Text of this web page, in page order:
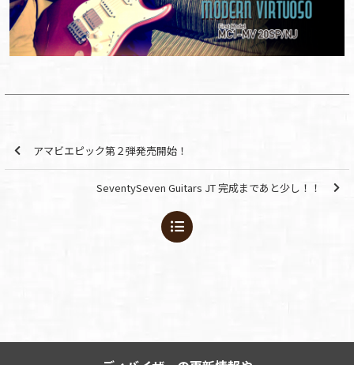
アマビエピック第２弾発売開始！
SeventySeven Guitars JT 完成まであと少し！！